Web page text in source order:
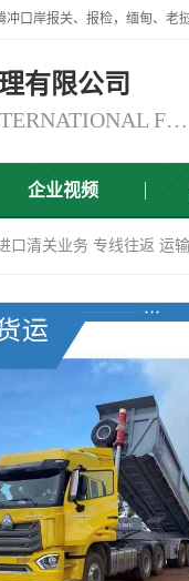
有限公司
YUNNAN SINCERITY INTERNATIONAL FREIGHT FOR WARDING CO.,LTD
企业视频
口清关业务 专线往返 运